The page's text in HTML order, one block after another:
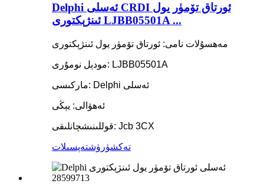
Delphi ئەسلى CRDI ئورتاق تۆمۈر يول
ئىنژېكتورى LJBB05501A ...
مەھسۇلات نامى: ئورتاق تۆمۈر يول ئىنژېكتورى
مودېل نومۇرى: LJBB05501A
ماركىسى: Delphi ئەسلى
ئەھۋالى: يېڭى
قوللىنىشچانلىقى: Jcb 3CX
تەكشۈرۈشتەپسىلات